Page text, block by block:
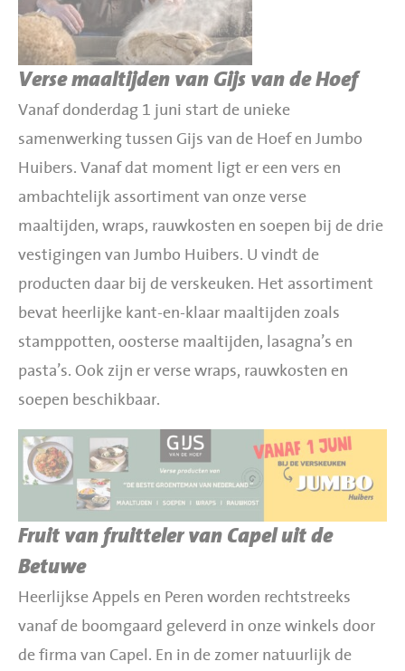
Verse maaltijden van Gijs van de Hoef
Vanaf donderdag 1 juni start de unieke
samenwerking tussen Gijs van de Hoef en Jumbo
Huibers. Vanaf dat moment ligt er een vers en
ambachtelijk assortiment van onze verse
maaltijden, wraps, rauwkosten en soepen bij de drie
vestigingen van Jumbo Huibers. U vindt de
producten daar bij de verskeuken. Het assortiment
bevat heerlijke kant-en-klaar maaltijden zoals
stamppotten, oosterse maaltijden, lasagna’s en
pasta’s. Ook zijn er verse wraps, rauwkosten en
soepen beschikbaar.
Fruit van fruitteler van Capel uit de
Betuwe
Heerlijkse Appels en Peren worden rechtstreeks
vanaf de boomgaard geleverd in onze winkels door
de firma van Capel. En in de zomer natuurlijk de